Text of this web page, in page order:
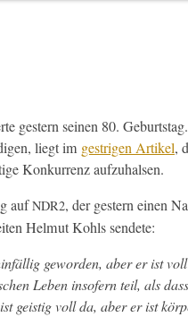
gestern seinen 80.
liegt im gestri­gen Artikel,
Konkur­renz aufzuhalsen.
aufNDR2, der gestern einen
Hel­mut Kohls sendete:
gewor­den, aber er ist
Leben insofern teil, als
geistig voll da, aber er ist